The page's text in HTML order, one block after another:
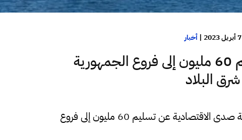
7 أبريل 2023 |أخبار
خاص.. السيولة يسلم 60 مليون إلى فروع الجمهورية
شرق البلاد
كشف فريق السيولة بالمركزي حصرياً لصحيفة صدى الاقتصادية عن تسليم 60 مليون إلى فروع